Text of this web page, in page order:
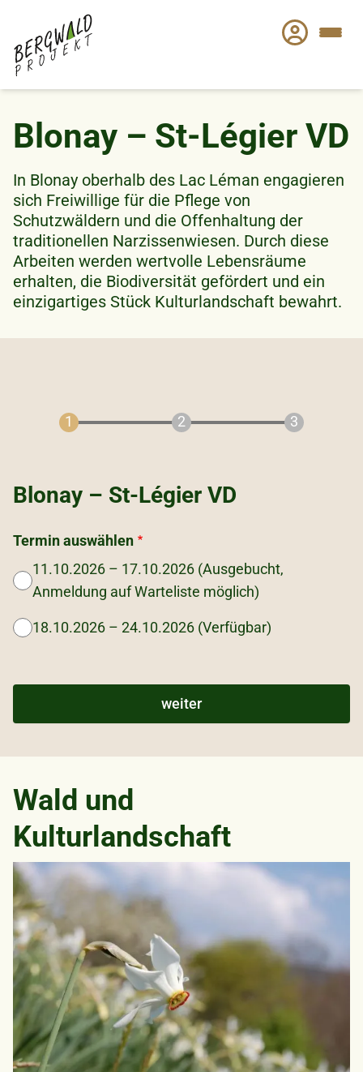
Inhalt
Blonay – St-Légier VD
In Blonay oberhalb des Lac Léman engagieren
sich Freiwillige für die Pflege von
Schutzwäldern und die Offenhaltung der
traditionellen Narzissenwiesen. Durch diese
Arbeiten werden wertvolle Lebensräume
erhalten, die Biodiversität gefördert und ein
einzigartiges Stück Kulturlandschaft bewahrt.
Blonay – St-Légier VD
Termin auswählen
11.10.2026 – 17.10.2026 (Ausgebucht,
Anmeldung auf Warteliste möglich)
18.10.2026 – 24.10.2026 (Verfügbar)
Wald und
Kulturlandschaft
Bild